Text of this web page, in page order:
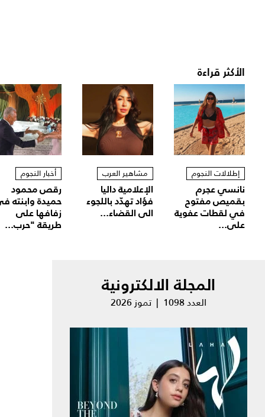
الأكثر قراءة
إطلالات النجوم
نانسي عجرم
بقميص مفتوح
في لقطات عفوية
على...
مشاهير العرب
الإعلامية داليا
فؤاد تهدّد باللجوء
الى القضاء...
أخبار النجوم
رقص محمود
حميدة وابنته
زفافها على
طريقة "حرب...
المجلة الالكترونية
العدد 1098 | تموز 2026